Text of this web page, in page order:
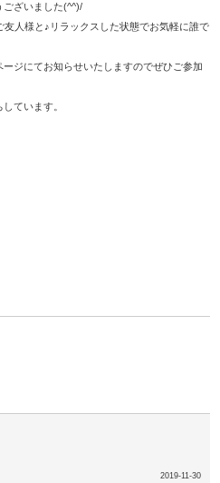
ございました(^^)/
人様と♪リラックスした状態でお気軽に誰で
ジにてお知らせいたしますのでぜひご参加
ています。
2019-11-30